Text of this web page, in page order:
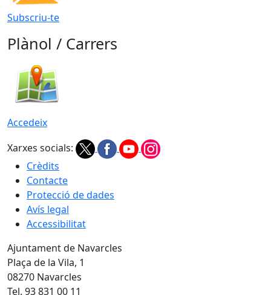
Subscriu-te
Plànol / Carrers
Accedeix
Xarxes socials:
Crèdits
Contacte
Protecció de dades
Avís legal
Accessibilitat
Ajuntament de Navarcles
Plaça de la Vila, 1
08270 Navarcles
Tel. 93 831 00 11